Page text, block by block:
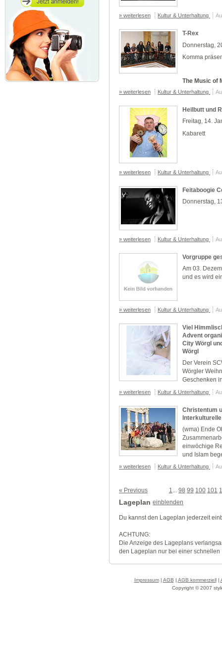
» weiterlesen Kultur & Unterhaltung
T-Rex
Donnerstag,
Komma
The Music of
» weiterlesen Kultur & Unterhaltung
Heilbutt und
Freitag, 14.
Kabarett
» weiterlesen Kultur & Unterhaltung
Feitaboogie
Donnerstag,
» weiterlesen Kultur & Unterhaltung
Vorgruppe
Am 03.
und es wird
» weiterlesen Kultur & Unterhaltung
Viel
Advent
City Wörgl
Wörgl
Der Verein
Wörgler
Geschenken
» weiterlesen Kultur & Unterhaltung
Christentum
(wma) Ende
einwöchige
und Islam
» weiterlesen Kultur & Unterhaltung
« Previous 1... 98 99 100 101
Lageplan einblenden
Du kannst den Lageplan jederzeit
ACHTUNG:
Die Anzeige des Lageplans
den Lageplan nur bei einer
Impressum| AGB AGB kommerziell
Copyright © 2007